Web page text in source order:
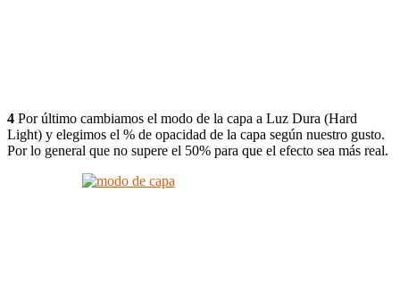
4 Por último cambiamos el modo de la capa a Luz Dura (Hard
Light) y elegimos el % de opacidad de la capa según nuestro gusto.
Por lo general que no supere el 50% para que el efecto sea más real.